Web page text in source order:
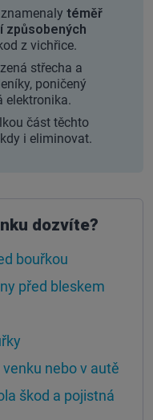
téměř
způsobených
z vichřice.
střecha a
poničený
elektronika.
část těchto
i eliminovat.
dozvíte?
bouřkou
před bleskem
nebo v autě
škod a pojistná